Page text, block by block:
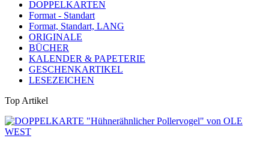
DOPPELKARTEN
Format - Standart
Format, Standart, LANG
ORIGINALE
BÜCHER
KALENDER & PAPETERIE
GESCHENKARTIKEL
LESEZEICHEN
Top Artikel